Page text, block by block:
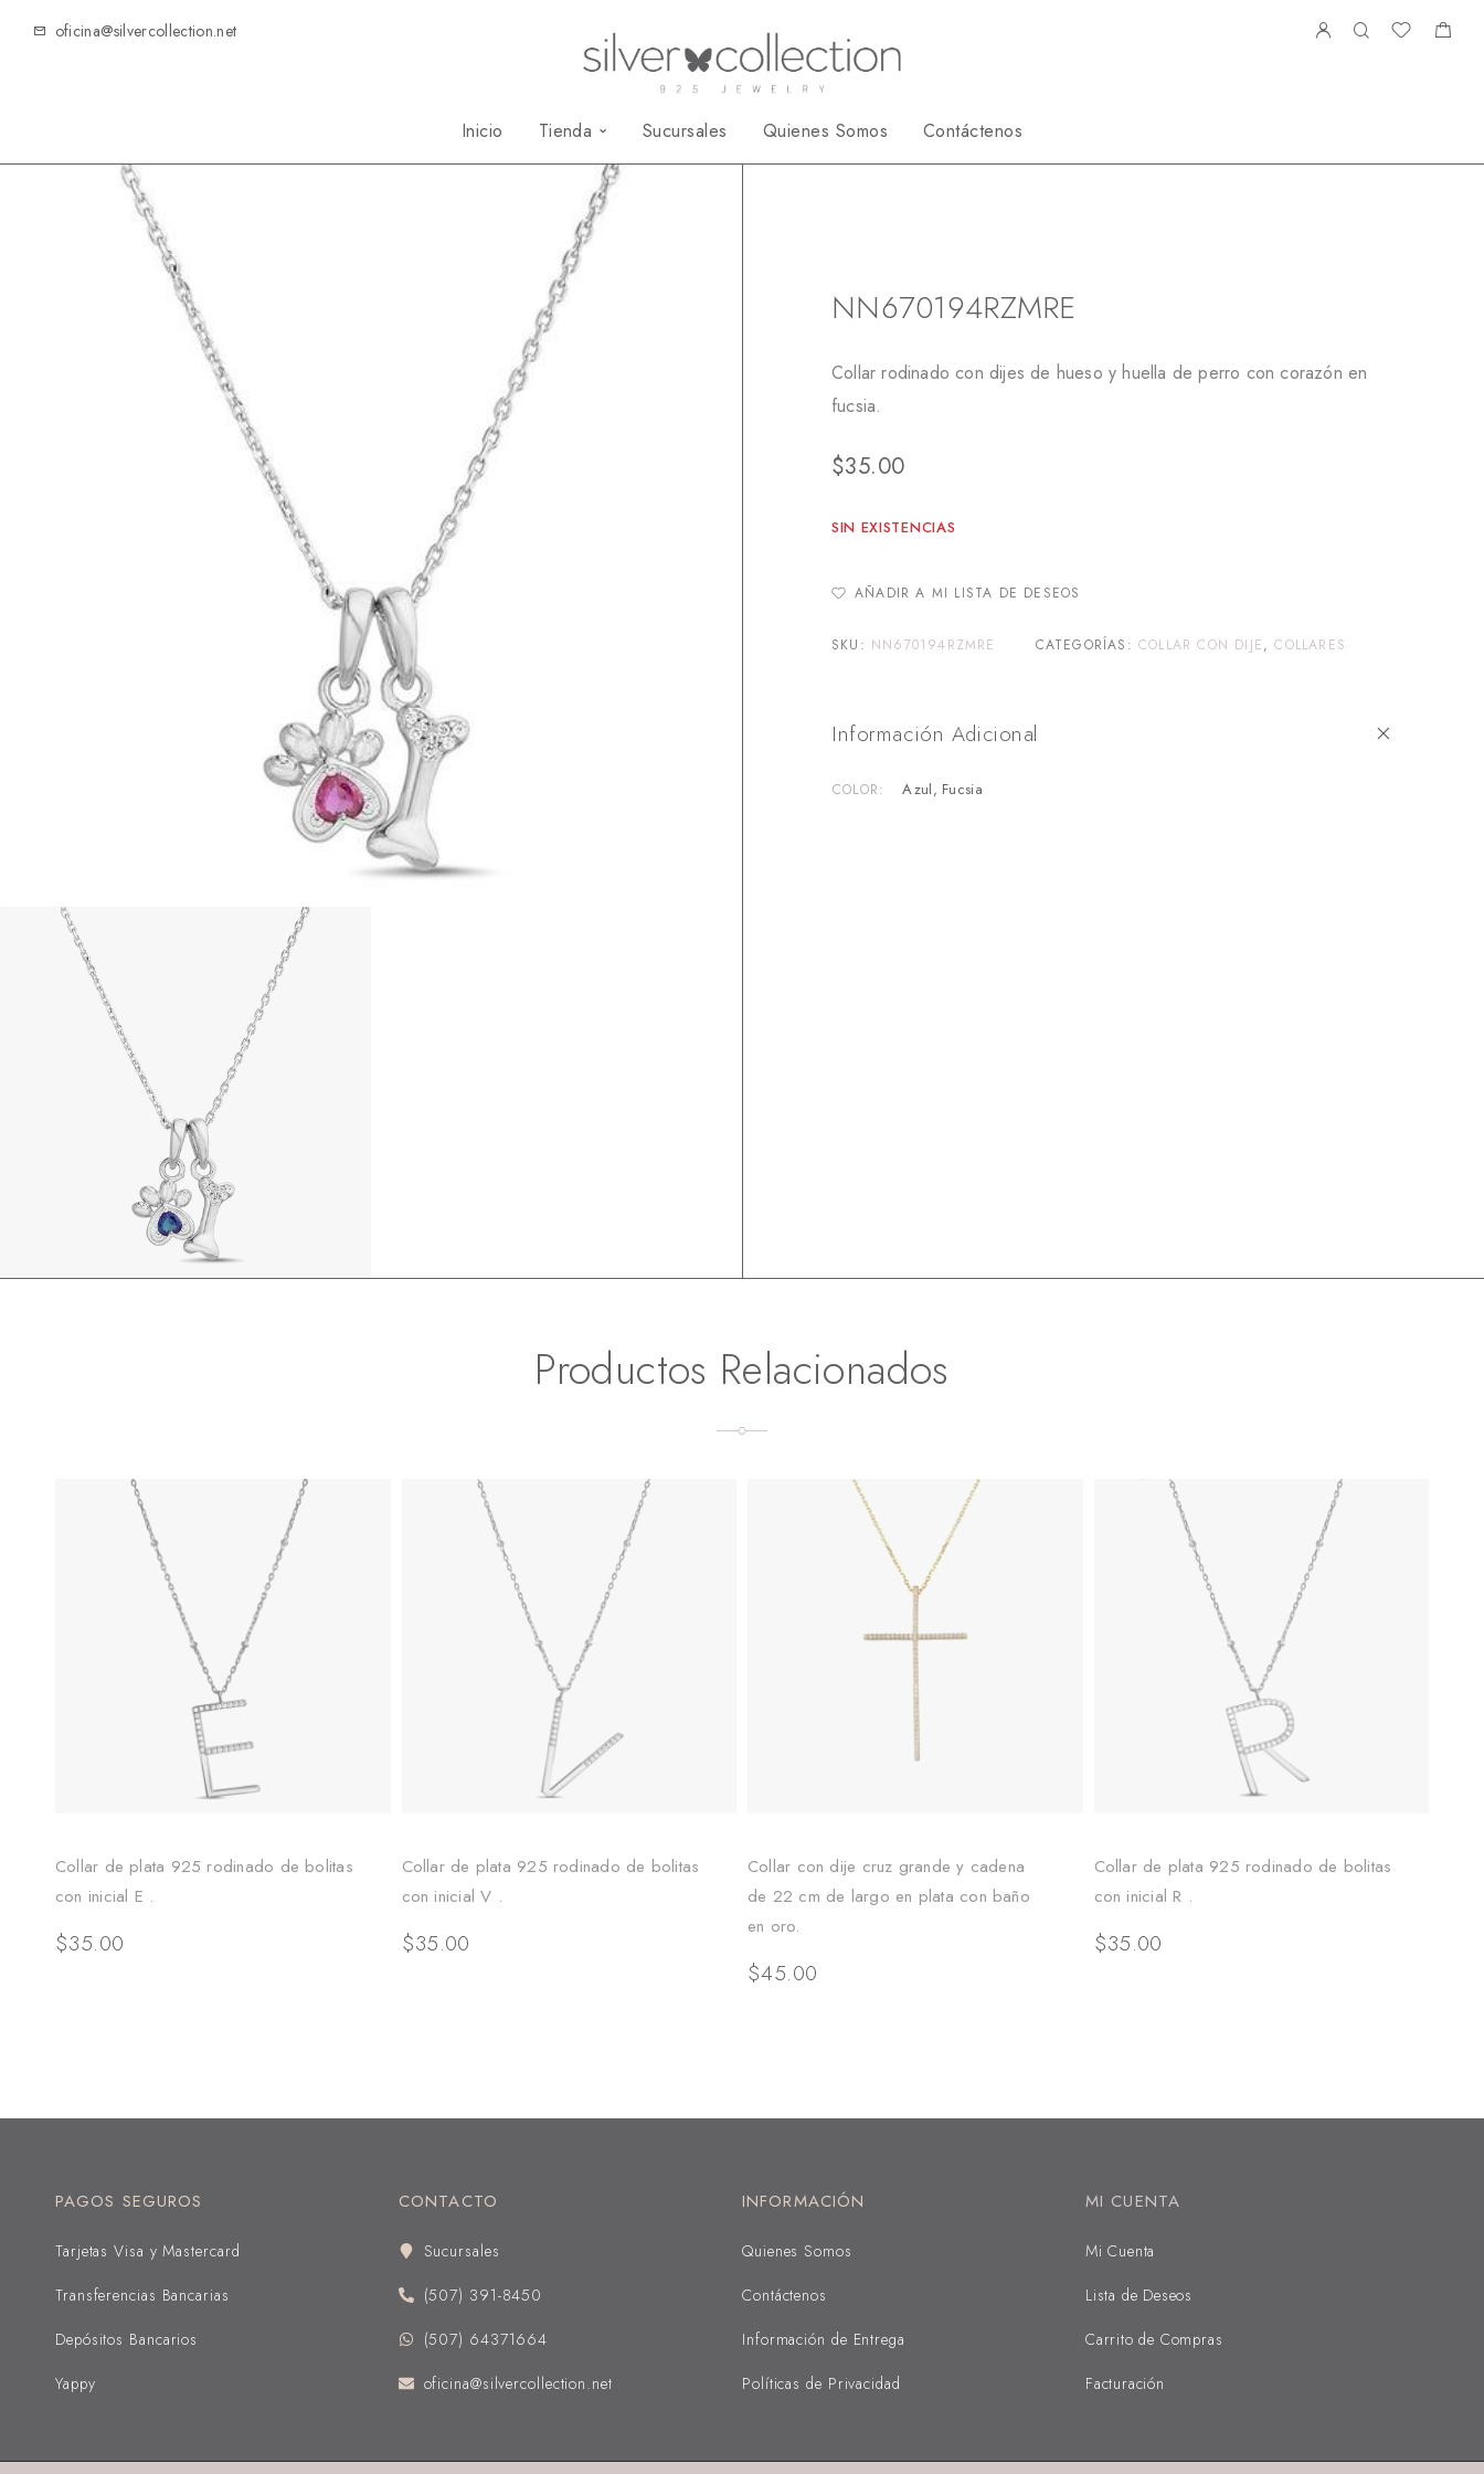
oficina@silvercollection.net
Inicio Tienda Sucursales Quienes Somos Contáctenos
NN670194RZMRE
Collar rodinado con dijes de hueso y huella de perro con corazón en
fucsia.
$35.00
SIN EXISTENCIAS
AÑADIR A MI LISTA DE DESEOS
SKU: NN670194RZMRE CATEGORÍAS:COLLAR CON DIJE,COLLARES
Información Adicional
COLOR Azul, Fucsia
Productos Relacionados
Collar de plata 925 rodinado de bolitas
con inicial E .
$35.00
Collar de plata 925 rodinado de bolitas
con inicial V .
$35.00
Collar con dije cruz grande y cadena
de 22 cm de largo en plata con baño
en oro.
$45.00
Collar de plata 925 rodinado de bolitas
con inicial R .
$35.00
PAGOS SEGUROS
Tarjetas Visa y Mastercard
Transferencias Bancarias
Depósitos Bancarios
Yappy
CONTACTO
Sucursales
(507) 391-8450
(507) 64371664
oficina@silvercollection.net
INFORMACIÓN
Quienes Somos
Contáctenos
Información de Entrega
Políticas de Privacidad
MI CUENTA
Mi Cuenta
Lista de Deseos
Carrito de Compras
Facturación